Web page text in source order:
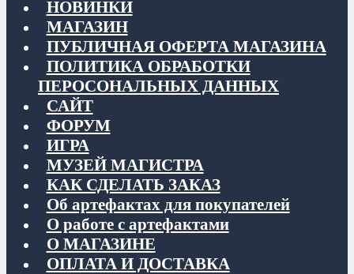
НОВИНКИ
МАГАЗИН
ПУБЛИЧНАЯ ОФЕРТА МАГАЗИНА
ПОЛИТИКА ОБРАБОТКИ
ПЕРОСОНАЛЬНЫХ ДАННЫХ
САЙТ
ФОРУМ
ИГРА
МУЗЕЙ МАГИСТРА
КАК СДЕЛАТЬ ЗАКАЗ
Об артефактах для покупателей
О работе с артефактами
О МАГАЗИНЕ
ОПЛАТА И ДОСТАВКА